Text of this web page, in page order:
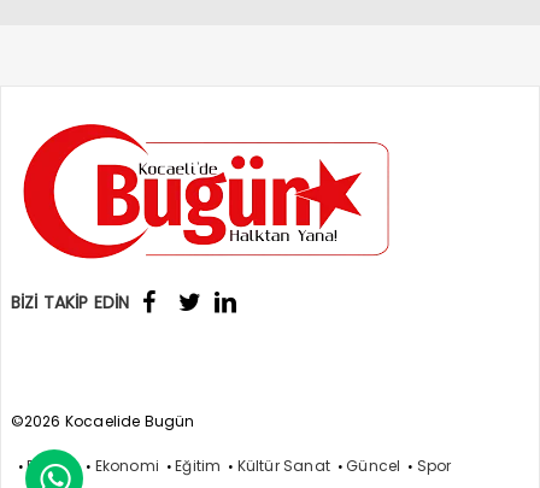
BİZİ TAKİP EDİN
©2026 Kocaelide Bugün
Politika Ekonomi Eğitim Kültür Sanat Güncel Spor
